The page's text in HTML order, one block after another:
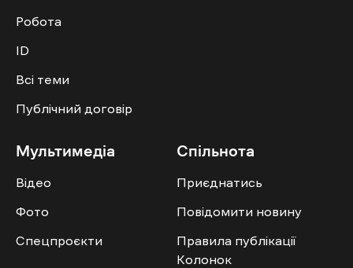
Робота
ID
Всі теми
Публічний договір
Мультимедіа
Відео
Фото
Спецпроєкти
Спільнота
Приєднатись
Повідомити новину
Правила публікації
Колонок